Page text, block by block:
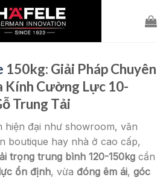
150kg: Giải Pháp Chuyên
Kính Cường Lực 10-
Trung Tải
hiện đại như showroom, văn
boutique hay nhà ở cao cấp,
trọng trung bình 120-150kg cần
ổn định, vừa đóng êm ái, góc